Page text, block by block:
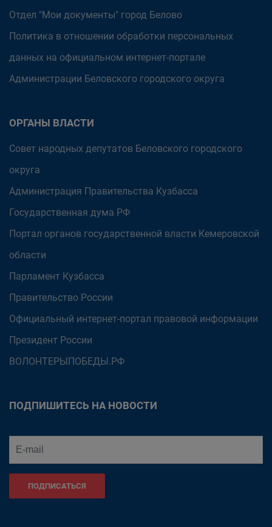
Отдел "Мои документы" город Белово
Политика в отношении обработки персональных
данных на официальном интернет-портале
Администрации Беловского городского округа
ОРГАНЫ ВЛАСТИ
Совет народных депутатов Беловского городского
округа
Администрация Правительства Кузбасса
Государственная дума РФ
Портал органов государственной власти Кемеровской
области
Парламент Кузбасса
Правительство России
Официальный интернет-портал правовой информации
Президент России
ВОЛОНТЕРЫПОБЕДЫ.РФ
ПОДПИШИТЕСЬ НА НОВОСТИ
ПОДПИСАТЬСЯ